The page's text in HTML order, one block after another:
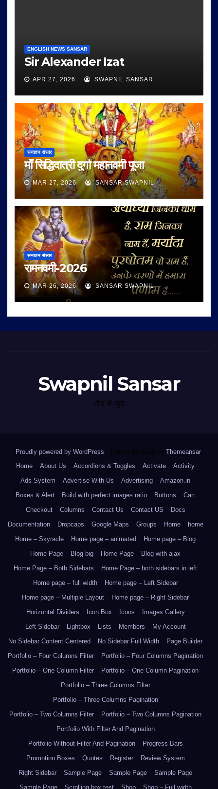
ENGLISH NEWS SANSAR
Sir Alexander Izat
APR 27, 2026 SWAPNIL SANSAR
सनातन संसार
माँ सिद्धिदात्री दुर्गा महानवमी पूजा
MAR 27, 2026 SANSAR SWAPNIL
सनातन संसार
रामनवमी-2026
MAR 26, 2026 SANSAR SWAPNIL
Swapnil Sansar
भीड़ से जुदा
Proudly powered by WordPress Theme: Newsup by Themeansar.
Home
About Us Accordions & Toggles Activate
Activity
Ads System
Advertise With Us Advertising
Amazon.in
Boxes & Alert
Build with perfect images ratio Buttons
Cart
Checkout
Columns Contact Us Contact US
Docs
Documentation
Dropcaps Google Maps Groups Home
home
Home – Skyracle
Home page – animated
Home page – Blog
Home Page – Blog big
Home Page – Blog with ajax
Home Page – Both Sidebars
Home Page – both sidebars in left
Home page – full width
Home page – Left Sidebar
Home page – Multiple Layout
Home page – Right Sidebar
Horizontal Dividers
Icon Box Icons
Images Gallery
Left Sidebar
Lightbox Lists Members
My Account
No Sidebar Content Centered
No Sidebar Full Width
Page Builder
Portfolio – Four Columns Filter
Portfolio – Four Columns Pagination
Portfolio – One Column Filter
Portfolio – One Column Pagination
Portfolio – Three Columns Filter
Portfolio – Three Columns Pagination
Portfolio – Two Columns Filter
Portfolio – Two Columns Pagination
Portfolio With Filter And Pagination
Portfolio Without Filter And Pagination
Progress Bars
Promotion Boxes
Quotes Register
Review System
Right Sidebar
Sample Page Sample Page
Sample Page
Sample Page
Scrolling box test Shop Shop – Full width